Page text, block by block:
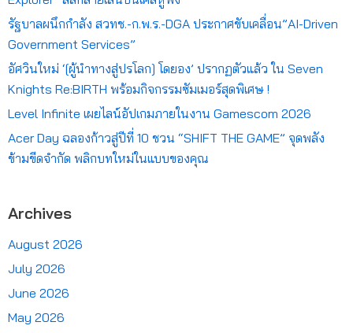
รัฐบาลผนึกกำลัง สวทช.-ก.พ.ร.-DGA ประกาศขับเคลื่อน”AI-Driven
Government Services”
อัศวินใหม่ ‘[ผู้นำทางสู่ปรโลก] โดยอง’ ปรากฏตัวแล้ว ใน Seven
Knights Re:BIRTH พร้อมกิจกรรมซัมเมอร์สุดพิเศษ !
Level Infinite เผยไลน์อัปเกมภายในงาน Gamescom 2026
Acer Day ฉลองก้าวสู่ปีที่ 10 ชวน “SHIFT THE GAME” จุดพลัง
ข้ามขีดจำกัด พลิกบทใหม่ในแบบของคุณ
Archives
August 2026
July 2026
June 2026
May 2026